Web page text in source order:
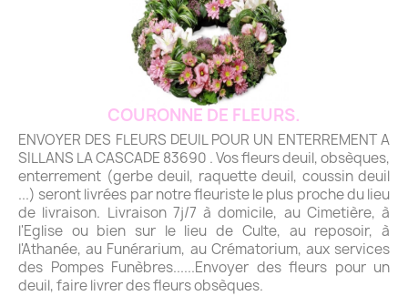
COURONNE DE FLEURS.
ENVOYER DES FLEURS DEUIL POUR UN ENTERREMENT A
SILLANS LA CASCADE 83690 . Vos fleurs deuil, obsèques,
enterrement (gerbe deuil, raquette deuil, coussin deuil
...) seront livrées par notre fleuriste le plus proche du lieu
de livraison. Livraison 7j/7 à domicile, au Cimetière, à
l'Eglise ou bien sur le lieu de Culte, au reposoir, à
l'Athanée, au Funérarium, au Crématorium, aux services
des Pompes Funèbres......Envoyer des fleurs pour un
deuil, faire livrer des fleurs obsèques.